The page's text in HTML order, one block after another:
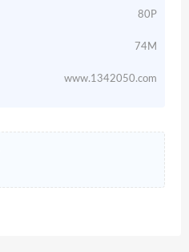
80P
74M
www.1342050.com